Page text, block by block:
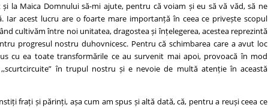
la Maica Domnului să-mi ajute, pentru că voiam și eu să vă văd, să ne
Iar acest lucru are o foarte mare importanță în ceea ce privește scopul
cultivăm între noi unitatea, dragostea și înțelegerea, acestea reprezintă
progresul nostru duhovnicesc. Pentru că schimbarea care a avut loc
cu ea toate transformările ce au survenit mai apoi, provoacă în mod
în trupul nostru și e nevoie de multă atenție în această
frați și părinți, așa cum am spus și altă dată, că, pentru a reuși ceea ce